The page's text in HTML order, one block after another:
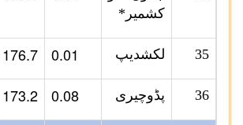
کشمیر*
35 لکشدیپ 0.01
176.7
36 پڈوچیری 0.08
173.2